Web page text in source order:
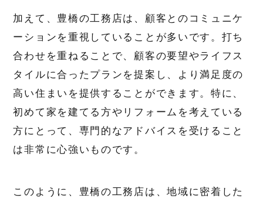
加えて、豊橋の工務店は、顧客とのコミュニケ
ーションを重視していることが多いです。打ち
合わせを重ねることで、顧客の要望やライフス
タイルに合ったプランを提案し、より満足度の
高い住まいを提供することができます。特に、
初めて家を建てる方やリフォームを考えている
方にとって、専門的なアドバイスを受けること
は非常に心強いものです。
このように、豊橋の工務店は、地域に密着した